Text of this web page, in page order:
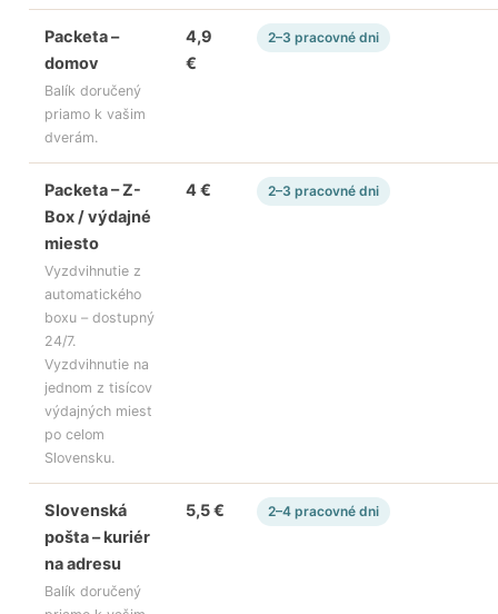
Packeta –
domov
Balík doručený
priamo k vašim
dverám.
4,9
€
2–3 pracovné dni
Packeta – Z-
Box / výdajné
miesto
Vyzdvihnutie z
automatického
boxu – dostupný
24/7.
Vyzdvihnutie na
jednom z tisícov
výdajných miest
po celom
Slovensku.
4 € 2–3 pracovné dni
Slovenská
pošta – kuriér
na adresu
Balík doručený
5,5 € 2–4 pracovné dni